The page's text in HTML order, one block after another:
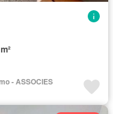
- ASSOCIES